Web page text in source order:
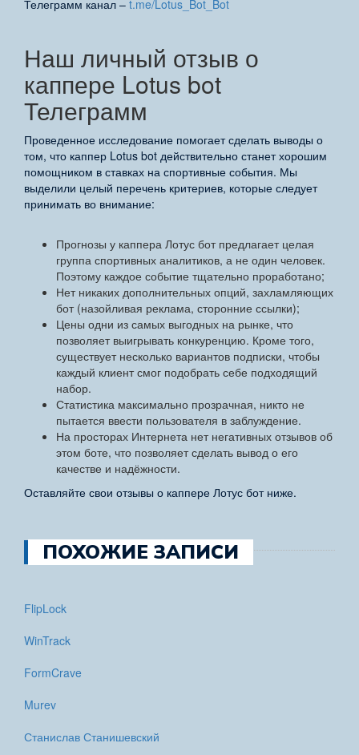
Телеграмм канал – t.me/Lotus_Bot_Bot
Наш личный отзыв о
каппере Lotus bot
Телеграмм
Проведенное исследование помогает сделать выводы о
том, что каппер Lotus bot действительно станет хорошим
помощником в ставках на спортивные события. Мы
выделили целый перечень критериев, которые следует
принимать во внимание:
Прогнозы у каппера Лотус бот предлагает целая
группа спортивных аналитиков, а не один человек.
Поэтому каждое событие тщательно проработано;
Нет никаких дополнительных опций, захламляющих
бот (назойливая реклама, сторонние ссылки);
Цены одни из самых выгодных на рынке, что
позволяет выигрывать конкуренцию. Кроме того,
существует несколько вариантов подписки, чтобы
каждый клиент смог подобрать себе подходящий
набор.
Статистика максимально прозрачная, никто не
пытается ввести пользователя в заблуждение.
На просторах Интернета нет негативных отзывов об
этом боте, что позволяет сделать вывод о его
качестве и надёжности.
Оставляйте свои отзывы о каппере Лотус бот ниже.
ПОХОЖИЕ ЗАПИСИ
FlipLock
WinTrack
FormCrave
Murev
Станислав Станишевский